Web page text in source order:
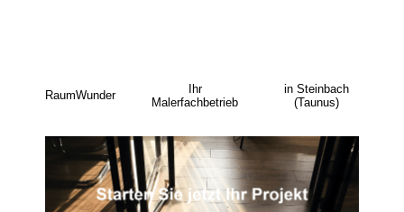
RaumWunder
Ihr
Malerfachbetrieb
in Steinbach
(Taunus)